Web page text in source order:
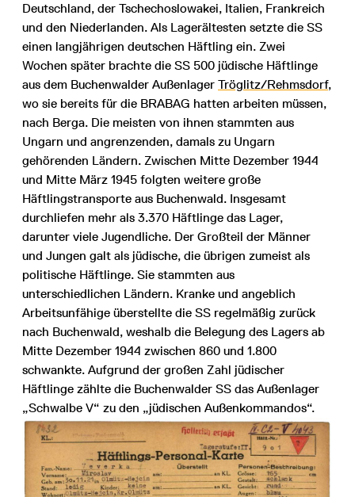
Deutschland, der Tschechoslowakei, Italien, Frankreich
und den Niederlanden. Als Lagerältesten setzte die SS
einen langjährigen deutschen Häftling ein. Zwei
Wochen später brachte die SS 500 jüdische Häftlinge
aus dem Buchenwalder Außenlager Tröglitz/Rehmsdorf,
wo sie bereits für die BRABAG hatten arbeiten müssen,
nach Berga. Die meisten von ihnen stammten aus
Ungarn und angrenzenden, damals zu Ungarn
gehörenden Ländern. Zwischen Mitte Dezember 1944
und Mitte März 1945 folgten weitere große
Häftlingstransporte aus Buchenwald. Insgesamt
durchliefen mehr als 3.370 Häftlinge das Lager,
darunter viele Jugendliche. Der Großteil der Männer
und Jungen galt als jüdische, die übrigen zumeist als
politische Häftlinge. Sie stammten aus
unterschiedlichen Ländern. Kranke und angeblich
Arbeitsunfähige überstellte die SS regelmäßig zurück
nach Buchenwald, weshalb die Belegung des Lagers ab
Mitte Dezember 1944 zwischen 860 und 1.800
schwankte. Aufgrund der großen Zahl jüdischer
Häftlinge zählte die Buchenwalder SS das Außenlager
„Schwalbe V“ zu den „jüdischen Außenkommandos“.